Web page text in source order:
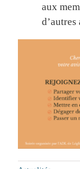
aux
d’autres